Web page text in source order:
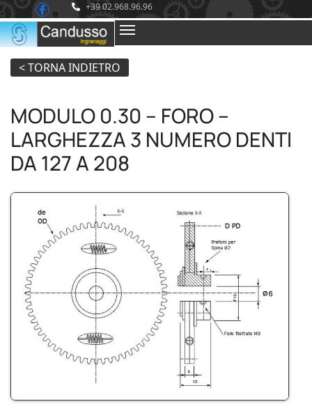
+39 02.968.96.96
MODULO 0.30 – FORO –
LARGHEZZA 3 NUMERO DENTI
DA 127 A 208